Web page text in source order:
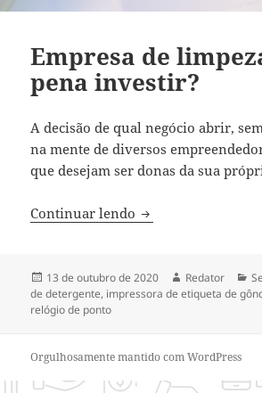
Empresa de
pena investir?
A decisão de qual negócio abrir,
na mente de diversos
que desejam ser donas da sua
Continuar lendo Empresa de
Publicado
em
13 de outubro de 2020 Autor
Redator
de detergente, impressora de etiqueta de
relógio de ponto
Orgulhosamente mantido com WordPress